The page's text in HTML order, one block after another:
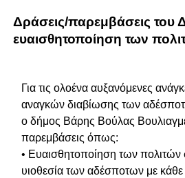
Δράσεις/παρεμβάσεις του
ευαισθητοποίηση των
Για τις ολοένα αυξανόμενες
αναγκών διαβίωσης των
ο δήμος Βάρης Βούλας
παρεμβάσεις όπως:
• Ευαισθητοποίηση των πολιτών
υιοθεσία των αδέσποτων με